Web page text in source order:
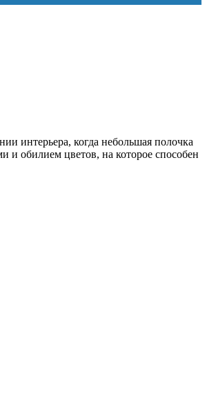
интерьера, когда небольшая полочка
и обилием цветов, на которое способен